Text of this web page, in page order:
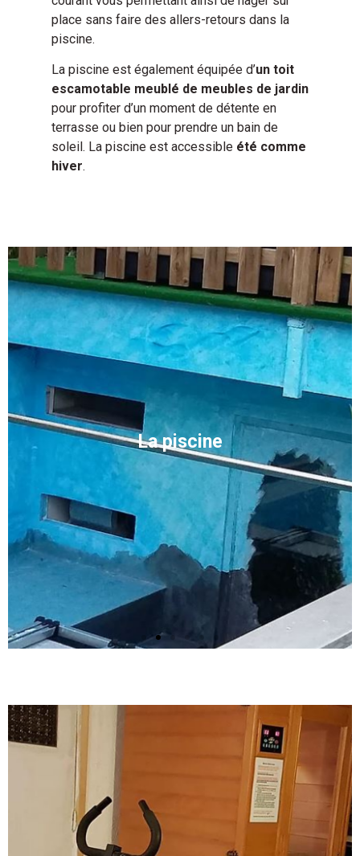
place sans faire des allers-retours dans la
piscine.
La piscine est également équipée d’un toit
escamotable meublé de meubles de jardin
pour profiter d’un moment de détente en
terrasse ou bien pour prendre un bain de
soleil. La piscine est accessible été comme
hiver.
La piscine